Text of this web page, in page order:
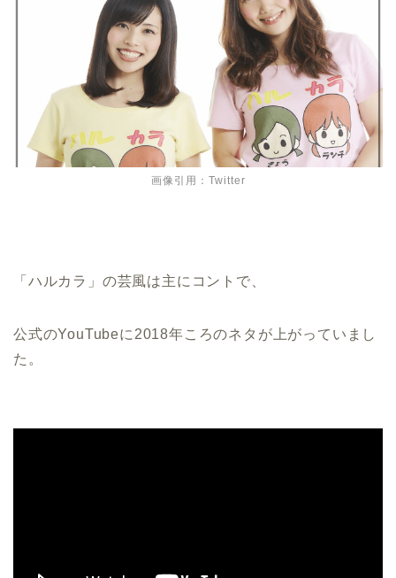
画像引用：Twitter
「ハルカラ」の芸風は主にコントで、
公式のYouTubeに2018年ころのネタが上がっていまし
た。